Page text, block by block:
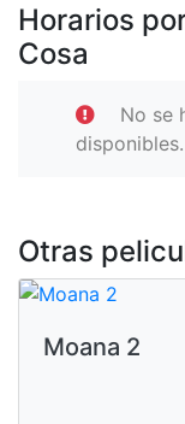
Horarios
Cosa
No se
disponibles.
Otras
Moana 2